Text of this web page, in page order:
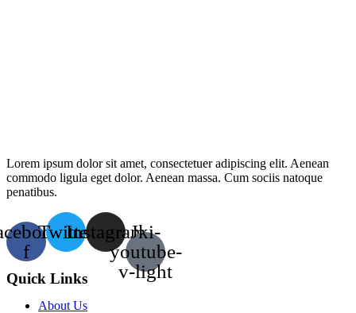
Lorem ipsum dolor sit amet, consectetuer adipiscing elit. Aenean
commodo ligula eget dolor. Aenean massa. Cum sociis natoque
penatibus.
f
TwitterInstagramJki-
youtube-
v-light
Quick Links
About Us